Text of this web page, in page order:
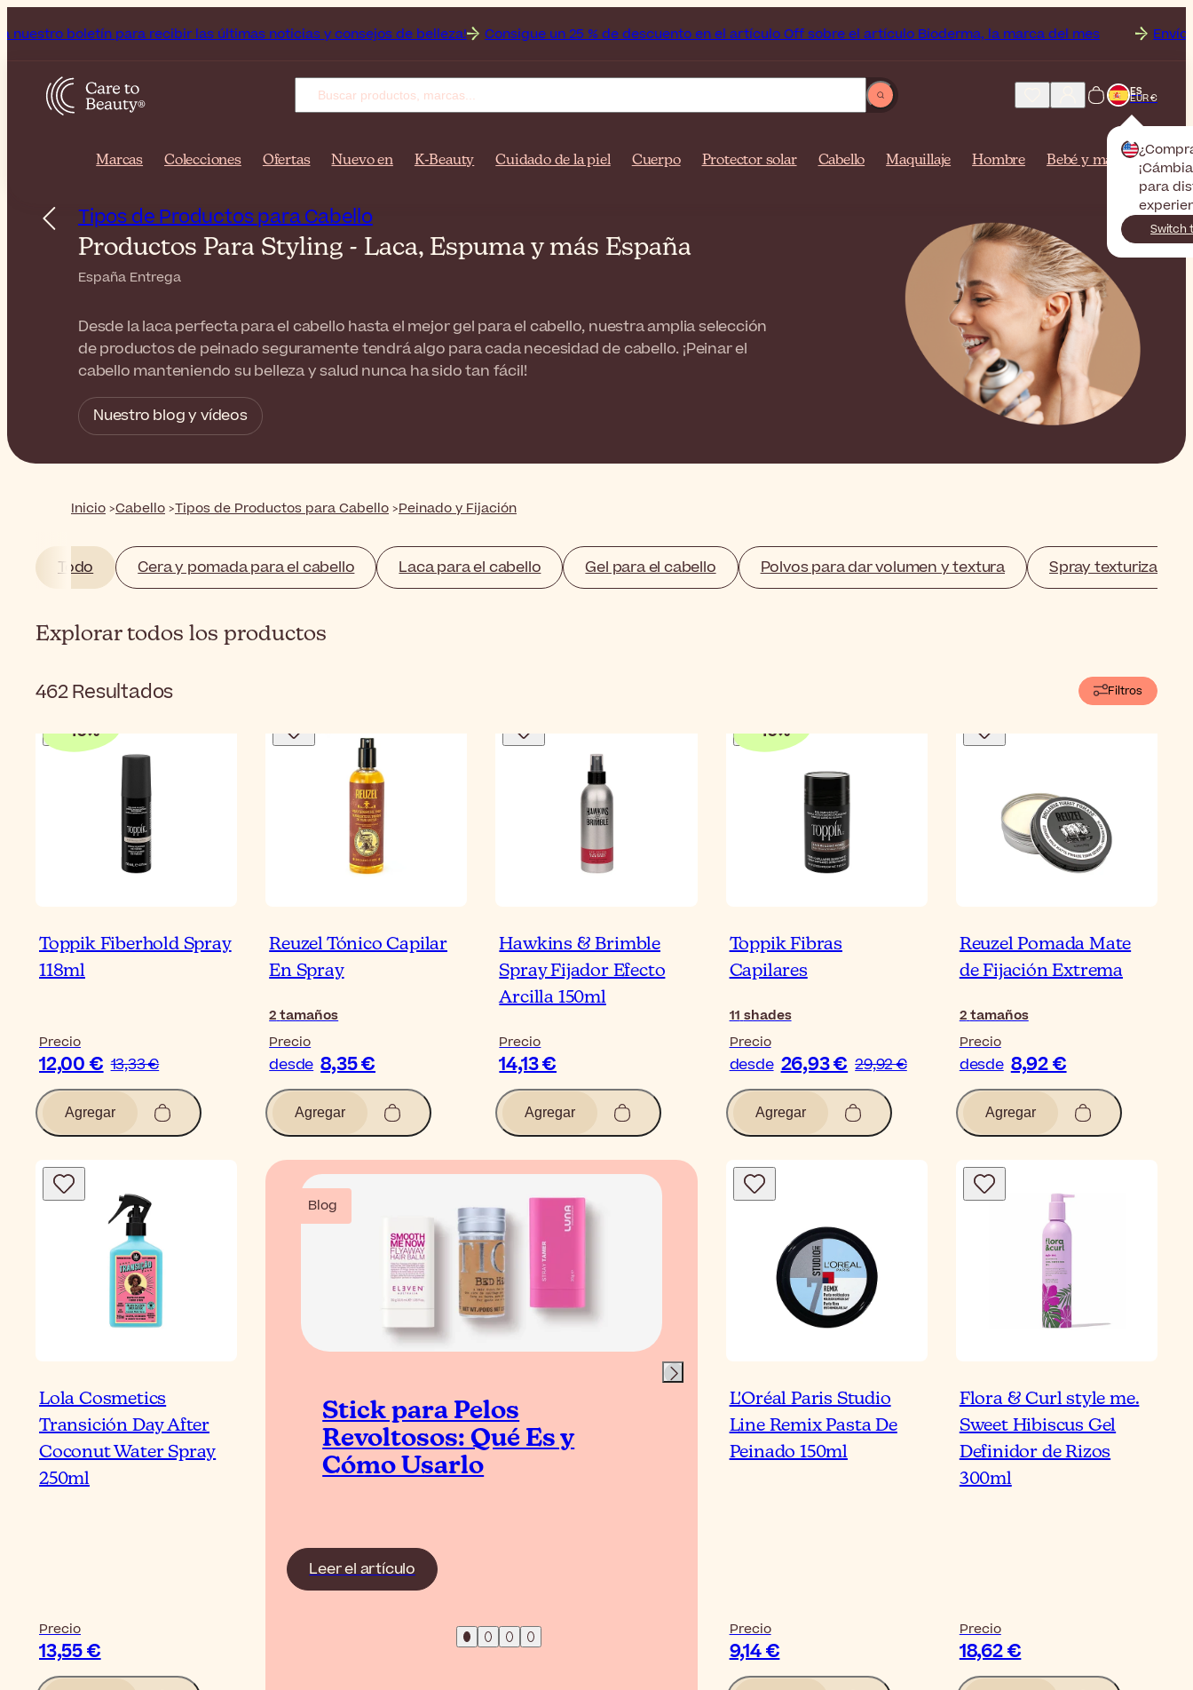
para recibir las últimas noticias y consejos de belleza! Consigue un 25 % de descuento en el artículo Off sobre el artículo Bioderma, la marca del mes Envío Gratis a
ES
EUR €
para
Switch
Marcas Colecciones Ofertas Nuevo en K-Beauty Cuidado de la piel Cuerpo Protector solar Cabello Maquillaje Hombre Bebé y mamá
Tipos de Productos para Cabello
Productos Para Styling - Laca, Espuma y más España
España Entrega
Nuestro blog y vídeos
Desde la laca perfecta para el cabello hasta el mejor gel para el cabello, nuestra amplia selección
de productos de peinado seguramente tendrá algo para cada necesidad de cabello. ¡Peinar el
cabello manteniendo su belleza y salud nunca ha sido tan fácil!
Inicio Cabello Tipos de Productos para Cabello Peinado y Fijación
Todo Cera y pomada para el cabello Laca para el cabello Gel para el cabello Polvos para dar volumen y textura Spray texturizador
Explorar todos los productos
462Resultados Filtros
-10%
Toppik Fiberhold Spray
118ml
Precio
12,00 € 13,33 €
Agregar
Reuzel Tónico Capilar
En Spray
2tamaños
Precio
desde 8,35 €
Agregar
Hawkins & Brimble
Spray Fijador Efecto
Arcilla 150ml
Precio
14,13 €
Agregar
-10%
Toppik Fibras
Capilares
11 shades
Precio
desde 26,93 € 29,92 €
Agregar
Reuzel Pomada Mate
de Fijación Extrema
2 tamaños
Precio
desde 8,92 €
Agregar
Lola Cosmetics
Transición Day After
Coconut Water Spray
250ml
Precio
13,55 €
Blog
Stick para Pelos
Revoltosos: Qué Es y
Cómo Usarlo
Leer el artículo
Blog
5 Tipos de Productos
para Peinar el Cabello y
Cómo Usarlos
L'Oréal Paris Studio
Line Remix Pasta De
Peinado 150ml
Precio
9,14 €
Flora & Curl style me.
Sweet Hibiscus Gel
Definidor de Rizos
300ml
Precio
18,62 €